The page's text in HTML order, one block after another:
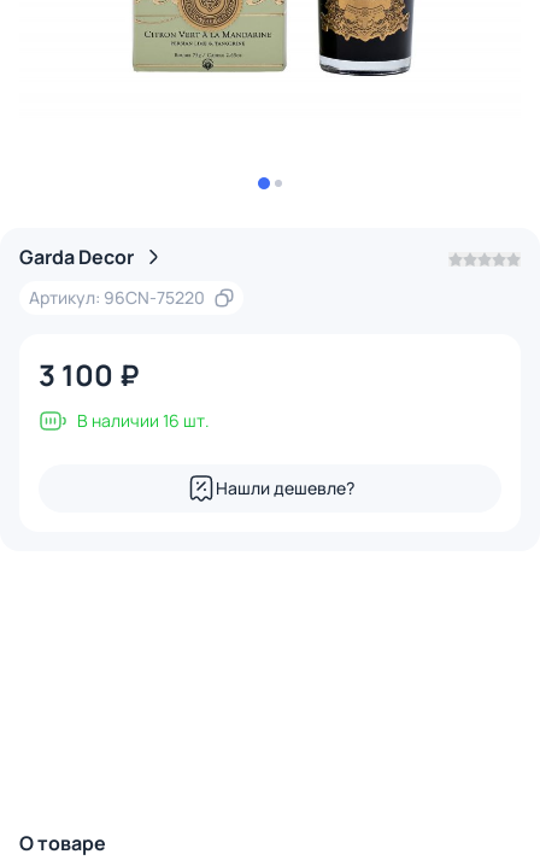
Garda Decor
Артикул: 96CN-75220
3 100 ₽
В наличии 16 шт.
Нашли дешевле?
О товаре